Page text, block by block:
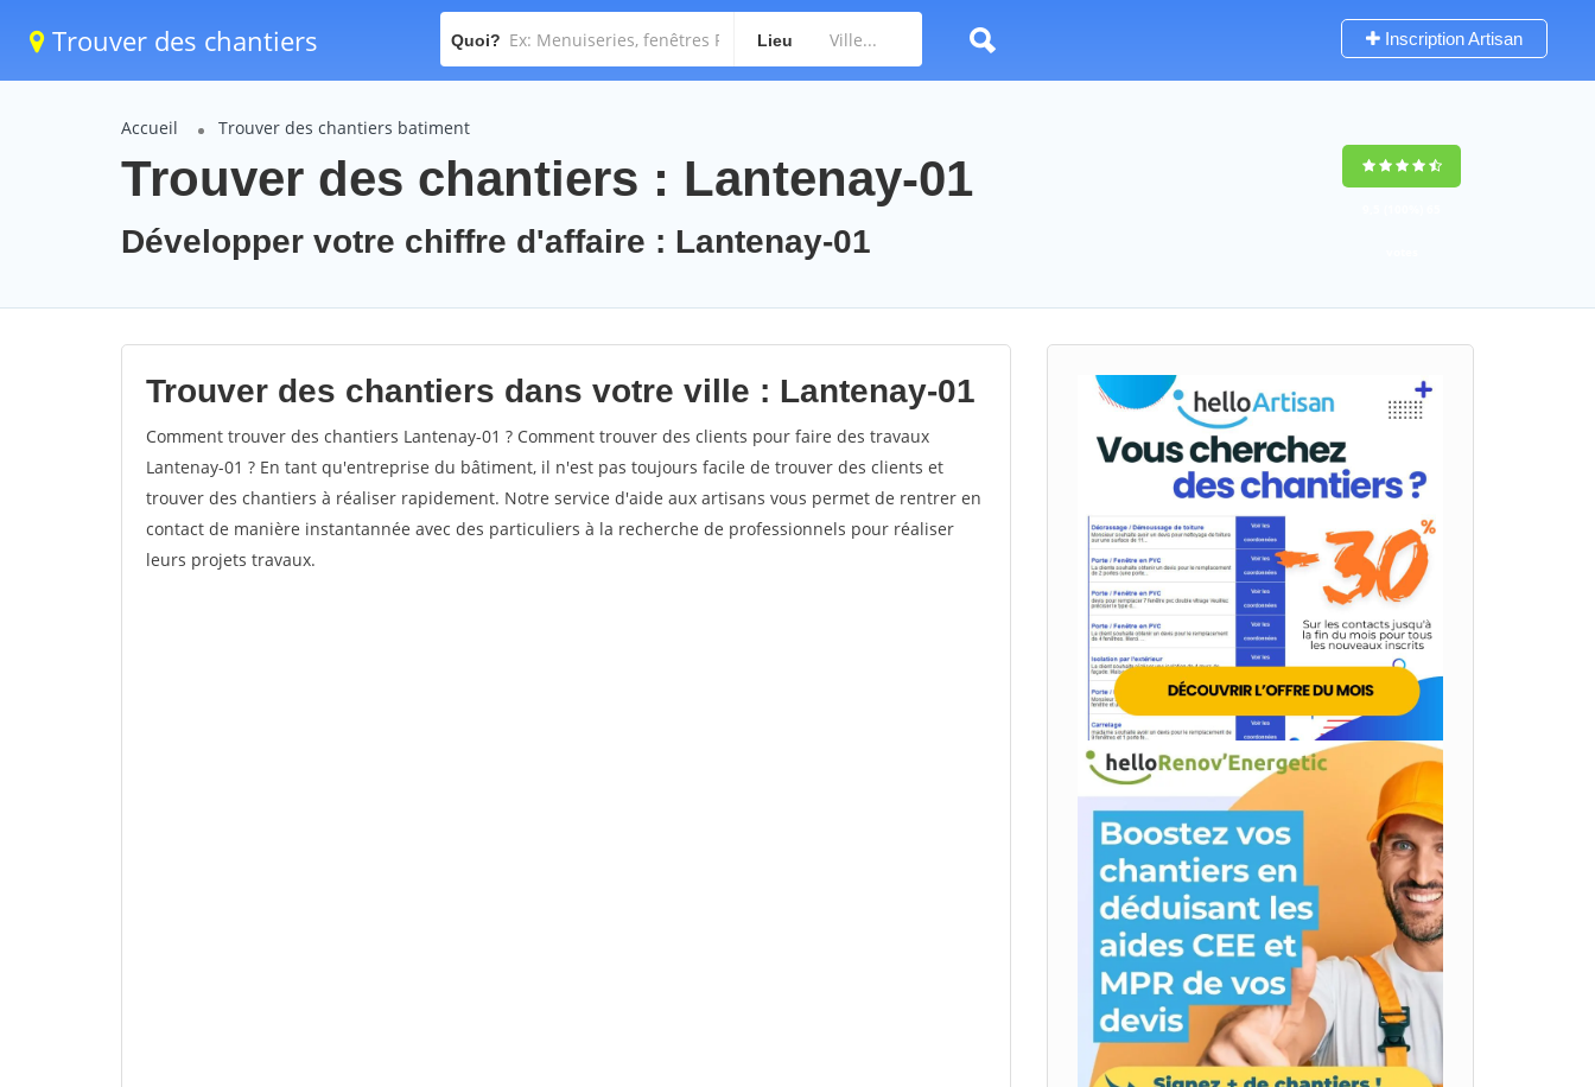
Trouver des chantiers Quoi? Lieu Inscription Artisan
Accueil Trouver des chantiers batiment
Trouver des chantiers : Lantenay-01
Développer votre chiffre d'affaire : Lantenay-01
Trouver des chantiers dans votre ville : Lantenay-01
Comment trouver des chantiers Lantenay-01 ? Comment trouver des clients pour faire des travaux
Lantenay-01 ? En tant qu'entreprise du bâtiment, il n'est pas toujours facile de trouver des clients et
trouver des chantiers à réaliser rapidement. Notre service d'aide aux artisans vous permet de rentrer en
contact de manière instantannée avec des particuliers à la recherche de professionnels pour réaliser
leurs projets travaux.